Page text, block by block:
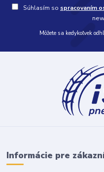
Súhlasím so spracovaním
Môžete sa kedykoľvek
Informácie pre